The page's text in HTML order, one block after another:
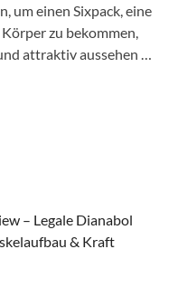
um einen Sixpack, eine
zu bekommen,
attraktiv aussehen …
– Legale Dianabol
& Kraft